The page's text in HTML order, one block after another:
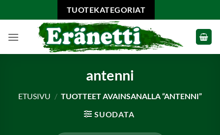
to
TUOTEKATEGORIAT
antenni
ETUSIVU / TUOTTEET AVAINSANALLA “ANTENNI”
SUODATA